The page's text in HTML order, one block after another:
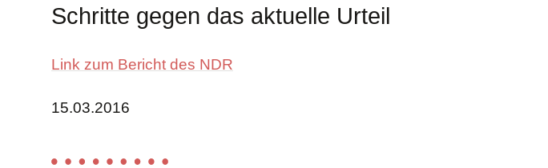
Schritte gegen das aktuelle Urteil
Link zum Bericht des NDR
15.03.2016